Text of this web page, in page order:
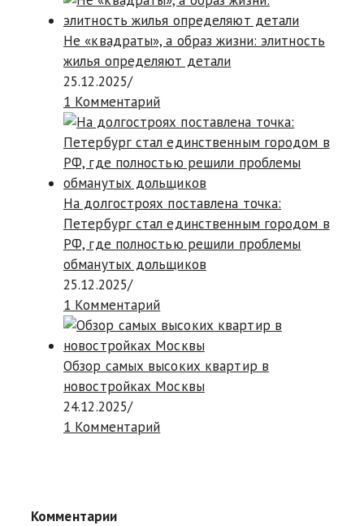
Не «квадраты», а образ жизни: элитность
жилья определяют детали
25.12.2025/
1 Комментарий
На долгостроях поставлена точка:
Петербург стал единственным городом в
РФ, где полностью решили проблемы
обманутых дольщиков
25.12.2025/
1 Комментарий
Обзор самых высоких квартир в
новостройках Москвы
24.12.2025/
1 Комментарий
Комментарии